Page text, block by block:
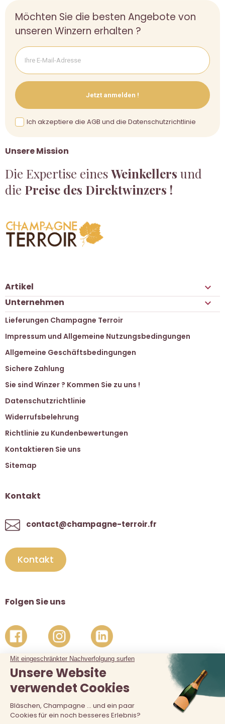
Unsere Mission
Die Expertise einesWeinkellers und
die Preise des Direktwinzers !
Möchten Sie die besten Angebote von
unseren Winzern erhalten ?
Jetzt anmelden !
Ich akzeptiere die AGB und die Datenschutzrichtlinie
Artikel 
Unternehmen 
Lieferungen Champagne Terroir
Impressum und Allgemeine Nutzungsbedingungen
Allgemeine Geschäftsbedingungen
Sichere Zahlung
Sie sind Winzer ? Kommen Sie zu uns !
Datenschutzrichtlinie
Widerrufsbelehrung
Richtlinie zu Kundenbewertungen
Kontaktieren Sie uns
Sitemap
Kontakt
contact@champagne-terroir.fr
Kontakt
Folgen Sie uns